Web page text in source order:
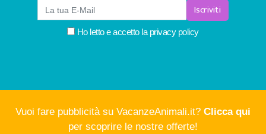
Iscriviti
Ho letto e accetto la privacy policy
Vuoi fare pubblicità su VacanzeAnimali.it? Clicca qui
per scoprire le nostre offerte!